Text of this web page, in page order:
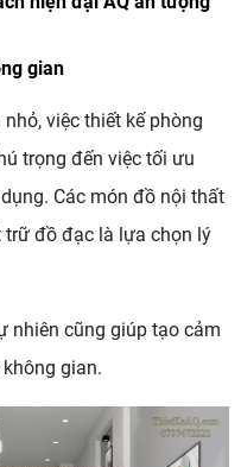
gian
việc thiết kế phòng
trọng đến việc tối ưu
Các món đồ nội thất
trữ đồ đạc là lựa chọn lý
nhiên cũng giúp tạo cảm
gian.